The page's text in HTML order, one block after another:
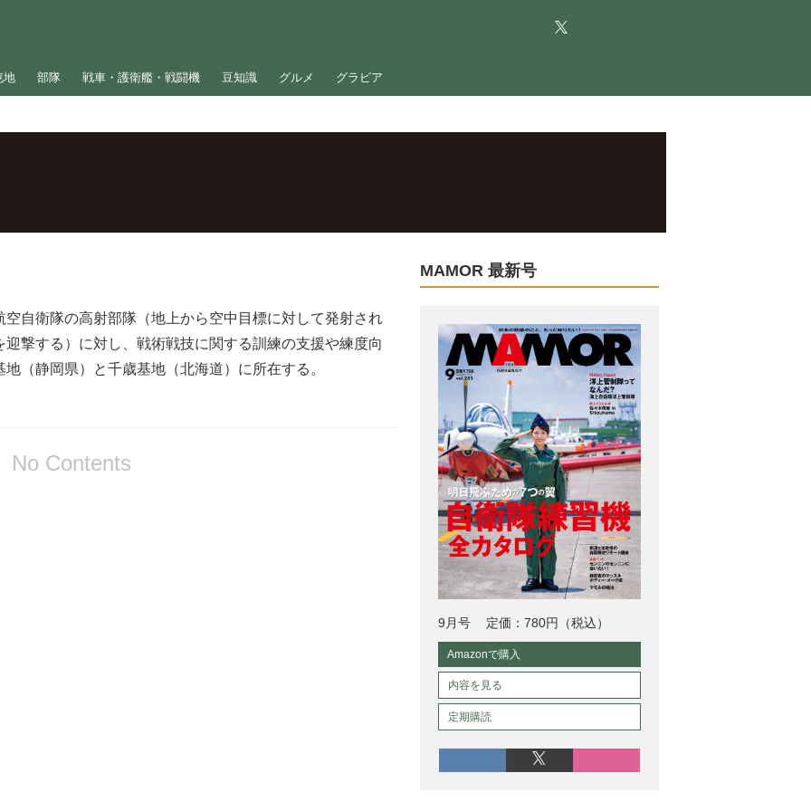
地 部隊 戦車・護衛艦・戦闘機 豆知識 グルメ グラビア
自衛隊の高射部隊（地上から空中目標に対して発射され
撃する）に対し、戦術戦技に関する訓練の支援や練度向
（静岡県）と千歳基地（北海道）に所在する。
No Contents
MAMOR 最新号
9月号 定価：780円（税込）
Amazonで購入
内容を見る
定期購読